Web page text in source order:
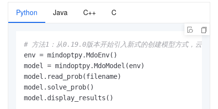
Python Java C++ C
# 方法1：从0.19.0版本开始引入新式的创建模型方式，云鉴权
env = mindoptpy.MdoEnv()
model = mindoptpy.MdoModel(env)
model.read_prob(filename)
model.solve_prob()
model.display_results()